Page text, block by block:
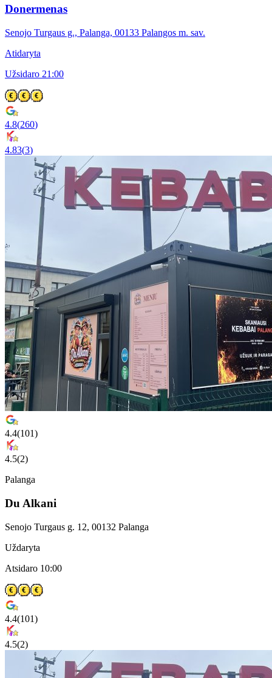
Donermenas
Senojo Turgaus g., Palanga, 00133 Palangos m. sav.
Atidaryta
Užsidaro 21:00
4.8(260)
4.83(3)
4.4(101)
4.5(2)
Palanga
Du Alkani
Senojo Turgaus g. 12, 00132 Palanga
Uždaryta
Atsidaro 10:00
4.4(101)
4.5(2)